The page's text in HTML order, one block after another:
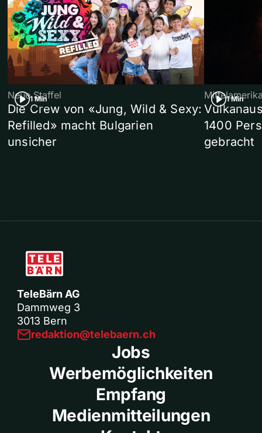
1 Min
Neue Staffel
Die Crew von «Jung, Wild & Sexy:
Refilled» macht Bulgarien
unsicher
1 Min
1400
gebracht
TeleBärn AG
Dammweg 3
3013 Bern
redaktion@telebaern.ch
Jobs
Werbemöglichkeiten
Empfang
Medienmitteilungen